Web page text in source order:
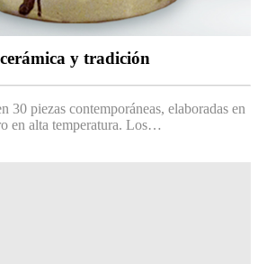
y tradición
30 piezas contemporáneas, elaboradas en
en alta temperatura. Los…